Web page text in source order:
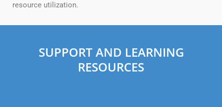
resource utilization.
SUPPORT AND LEARNING
RESOURCES